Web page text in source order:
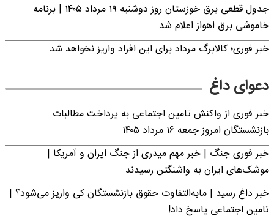
جدول قطعی برق خوزستان روز دوشنبه ۱۹ مرداد ۱۴۰۵ | برنامه
خاموشی برق اهواز اعلام شد
خبر فوری؛ کالابرگ مرداد برای این افراد واریز نخواهد شد
دعوای داغ
خبر فوری از واکنش تامین اجتماعی به پرداخت مطالبات
بازنشستگان امروز جمعه ۱۶ مرداد ۱۴۰۵
خبر فوری جنگ | خبر مهم میدری از جنگ ایران و آمریکا |
موشک‌های ایران به واشنگتن رسیدند
خبر داغ رسید | مابه‌التفاوت حقوق بازنشستگان کی واریز می‌شود؟ |
تامین اجتماعی پاسخ داد!